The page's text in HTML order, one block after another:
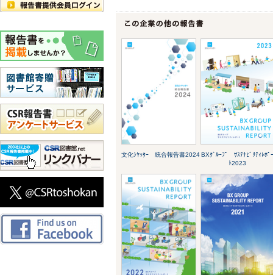
文化ｼﾔｯﾀｰ 統合報告書2024BXｸﾞﾙｰﾌﾟ ｻｽﾃﾅﾋﾞﾘﾃｨﾚﾎﾟｰ
ﾄ2023